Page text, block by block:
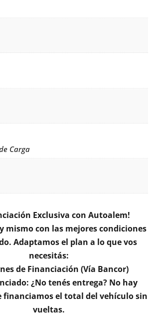
Carga
Exclusiva con Autoalem!
mismo con las mejores condiciones
Adaptamos el plan a lo que vos
necesitás:
de Financiación (Vía Bancor)
¿No tenés entrega? No hay
financiamos el total del vehículo sin
vueltas.